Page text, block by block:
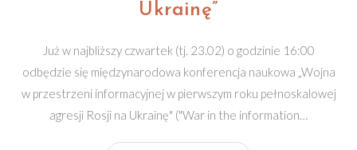
Ukrainę”
Już w najbliższy czwartek (tj. 23.02) o godzinie 16:00
odbędzie się międzynarodowa konferencja naukowa „Wojna
w przestrzeni informacyjnej w pierwszym roku pełnoskalowej
agresji Rosji na Ukrainę" ("War in the information…